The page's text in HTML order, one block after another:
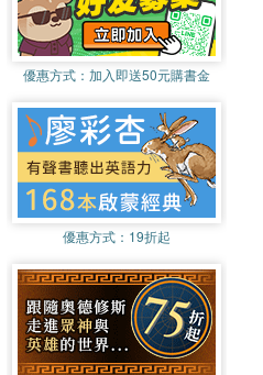
優惠方式： 加入即送50元購書金
優惠方式： 19折起